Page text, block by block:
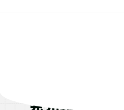
4.答えを入
発見報告